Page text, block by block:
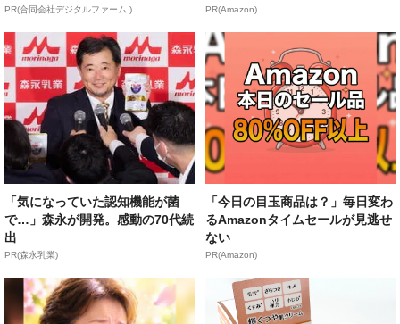
PR(合同会社デジタルファーム ) PR(Amazon)
「気になっていた認知機能が菌
で…」森永が開発。感動の70代続
出
PR(森永乳業)
「今日の目玉商品は？」毎日変わ
るAmazonタイムセールが見逃せ
ない
PR(Amazon)